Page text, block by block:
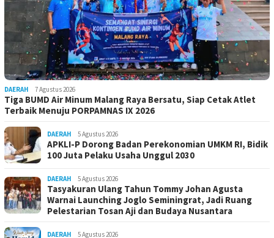
DAERAH 7 Agustus 2026
Tiga BUMD Air Minum Malang Raya Bersatu, Siap Cetak Atlet
Terbaik Menuju PORPAMNAS IX 2026
DAERAH 5 Agustus 2026
APKLI-P Dorong Badan Perekonomian UMKM RI, Bidik
100 Juta Pelaku Usaha Unggul 2030
DAERAH 5 Agustus 2026
Tasyakuran Ulang Tahun Tommy Johan Agusta
Warnai Launching Joglo Seminingrat, Jadi Ruang
Pelestarian Tosan Aji dan Budaya Nusantara
DAERAH 5 Agustus 2026